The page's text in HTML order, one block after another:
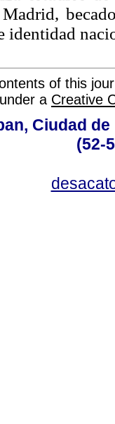
identidad
of this
under a Creative
Ciudad
(52-